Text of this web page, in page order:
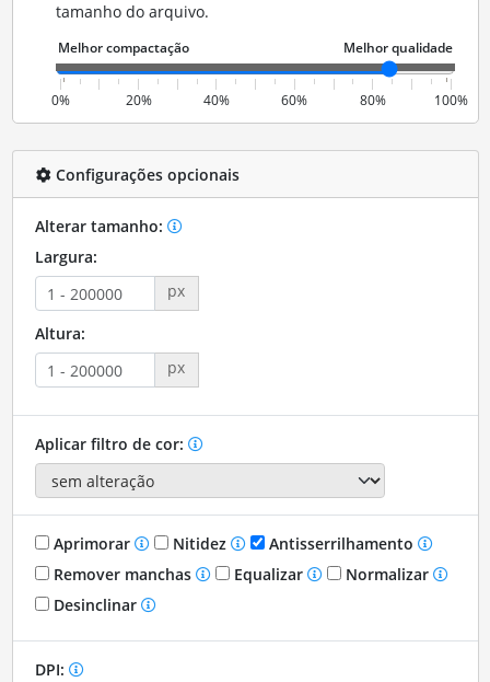
tamanho do arquivo.
0% 20% 40% 60% 80% 100%
Configurações opcionais
Alterar tamanho:
Largura:
px
Altura:
px
Aplicar filtro de cor:
Aprimorar Nitidez
Antisserrilhamento
Remover manchas
Equalizar
Normalizar
Desinclinar
DPI: